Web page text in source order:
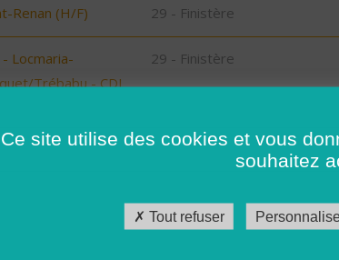
Renan (H/F) 29 - Finistère
Locmaria-
Trébabu - CDI
29 - Finistère
Trébabu (H/F)
29 - Finistère
34 - Hérault
Ce site utilise des cookies et vous
souhaitez
Tout refuser